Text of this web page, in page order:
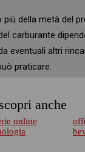
della metà del
carburante
eventuali altri
praticare.
scopri anche
online